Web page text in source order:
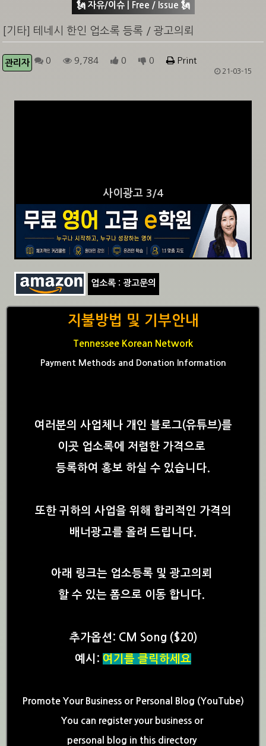
🗽 자유/이슈 | Free / Issue 🗽
[기타] 테네시 한인 업소록 등록 / 광고의뢰
관리자 0 9,784 0 0 Print
21-03-15
사이광고 3/4
업소록 : 광고문의
지불방법 및 기부안내
Tennessee Korean Network
Payment Methods and Donation Information
여러분의 사업체나 개인 블로그(유튜브)를
이곳 업소록에 저렴한 가격으로
등록하여 홍보 하실 수 있습니다.
또한 귀하의 사업을 위해 합리적인 가격의
배너광고를 올려 드립니다.
아래 링크는 업소등록 및 광고의뢰
할 수 있는 폼으로 이동 합니다.
추가옵션: CM Song ($20)
예시: 여기를 클릭하세요
Promote Your Business or Personal Blog (YouTube)
You can register your business or
personal blog in this directory